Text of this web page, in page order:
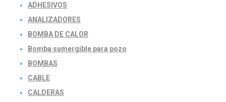
ADHESIVOS
ANALIZADORES
BOMBA DE CALOR
Bomba sumergible para pozo
BOMBAS
CABLE
CALDERAS